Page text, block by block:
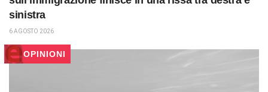
sinistra
6 AGOSTO 2026
OPINIONI